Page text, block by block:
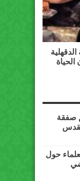
الدقهلية
صفقة
حول